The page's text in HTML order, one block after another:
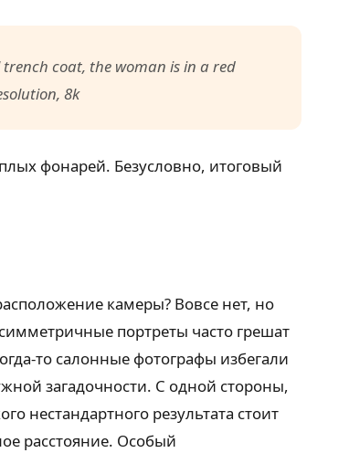
coat, the woman is in a red
8k
фонарей. Безусловно, итоговый
камеры? Вовсе нет, но
портреты часто грешат
то салонные фотографы избегали
загадочности. С одной стороны,
нестандартного результата стоит
расстояние. Особый